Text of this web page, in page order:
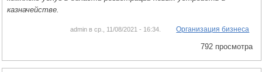
казначействе.
admin в ср., 11/08/2021 - 16:34. Организация бизнеса
792 просмотра